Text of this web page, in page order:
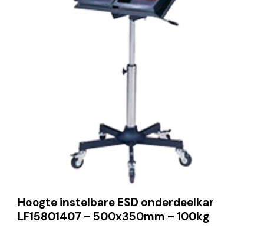
Hoogte instelbare ESD onderdeelkar
LF15801407 – 500x350mm – 100kg